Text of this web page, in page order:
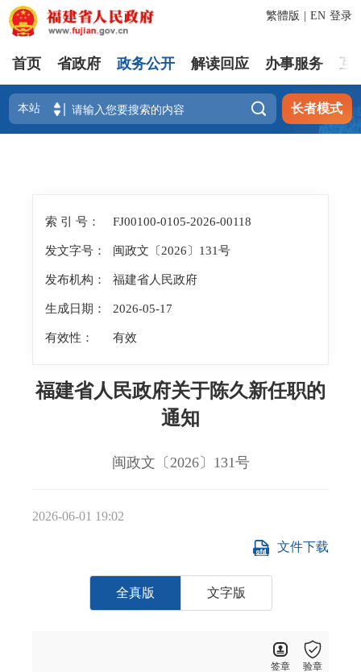
登录
繁體版 EN
首页 省政府 政务公开 解读回应 办事服务 互
 长者模式
索 引 号： FJ00100-0105-2026-00118
发文字号： 闽政文〔2026〕131号
发布机构： 福建省人民政府
生成日期： 2026-05-17
有效性： 有效
福建省人民政府关于陈久新任职的
通知
闽政文〔2026〕131号
2026-06-01 19:02
全真版 文字版
文件下载